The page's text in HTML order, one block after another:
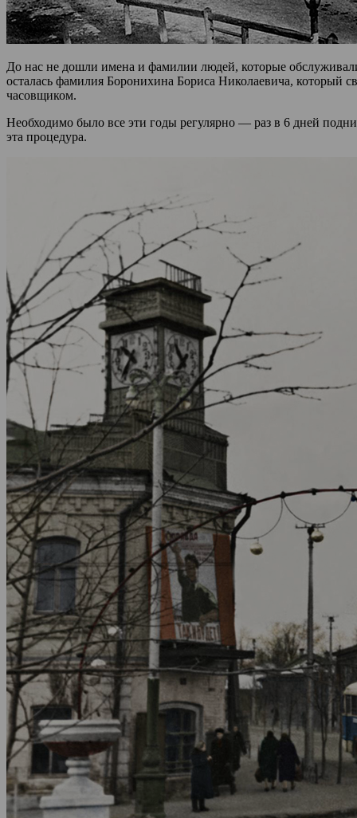
До нас не дошли имена и фамилии людей, которые
осталась фамилия Боронихина Бориса Николаевича, который
часовщиком.
Необходимо было все эти годы регулярно — раз в 6 дней
эта процедура.